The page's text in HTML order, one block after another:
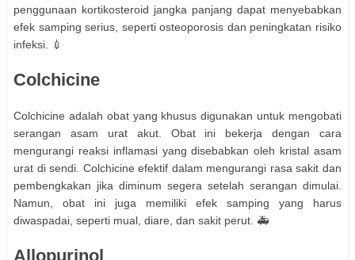
penggunaan kortikosteroid jangka panjang dapat menyebabkan
efek samping serius, seperti osteoporosis dan peningkatan risiko
infeksi. 💉
Colchicine
Colchicine adalah obat yang khusus digunakan untuk mengobati
serangan asam urat akut. Obat ini bekerja dengan cara
mengurangi reaksi inflamasi yang disebabkan oleh kristal asam
urat di sendi. Colchicine efektif dalam mengurangi rasa sakit dan
pembengkakan jika diminum segera setelah serangan dimulai.
Namun, obat ini juga memiliki efek samping yang harus
diwaspadai, seperti mual, diare, dan sakit perut. 🚑
Allopurinol